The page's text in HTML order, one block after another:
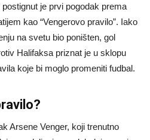
je prvi pogodak prema
kao “Vengerovo pravilo”. Iako
na svetu bio poništen, gol
Halifaksa priznat je u sklopu
koje bi moglo promeniti fudbal.
Arsene Venger, koji trenutno